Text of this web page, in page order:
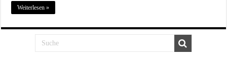
Weiterlesen »